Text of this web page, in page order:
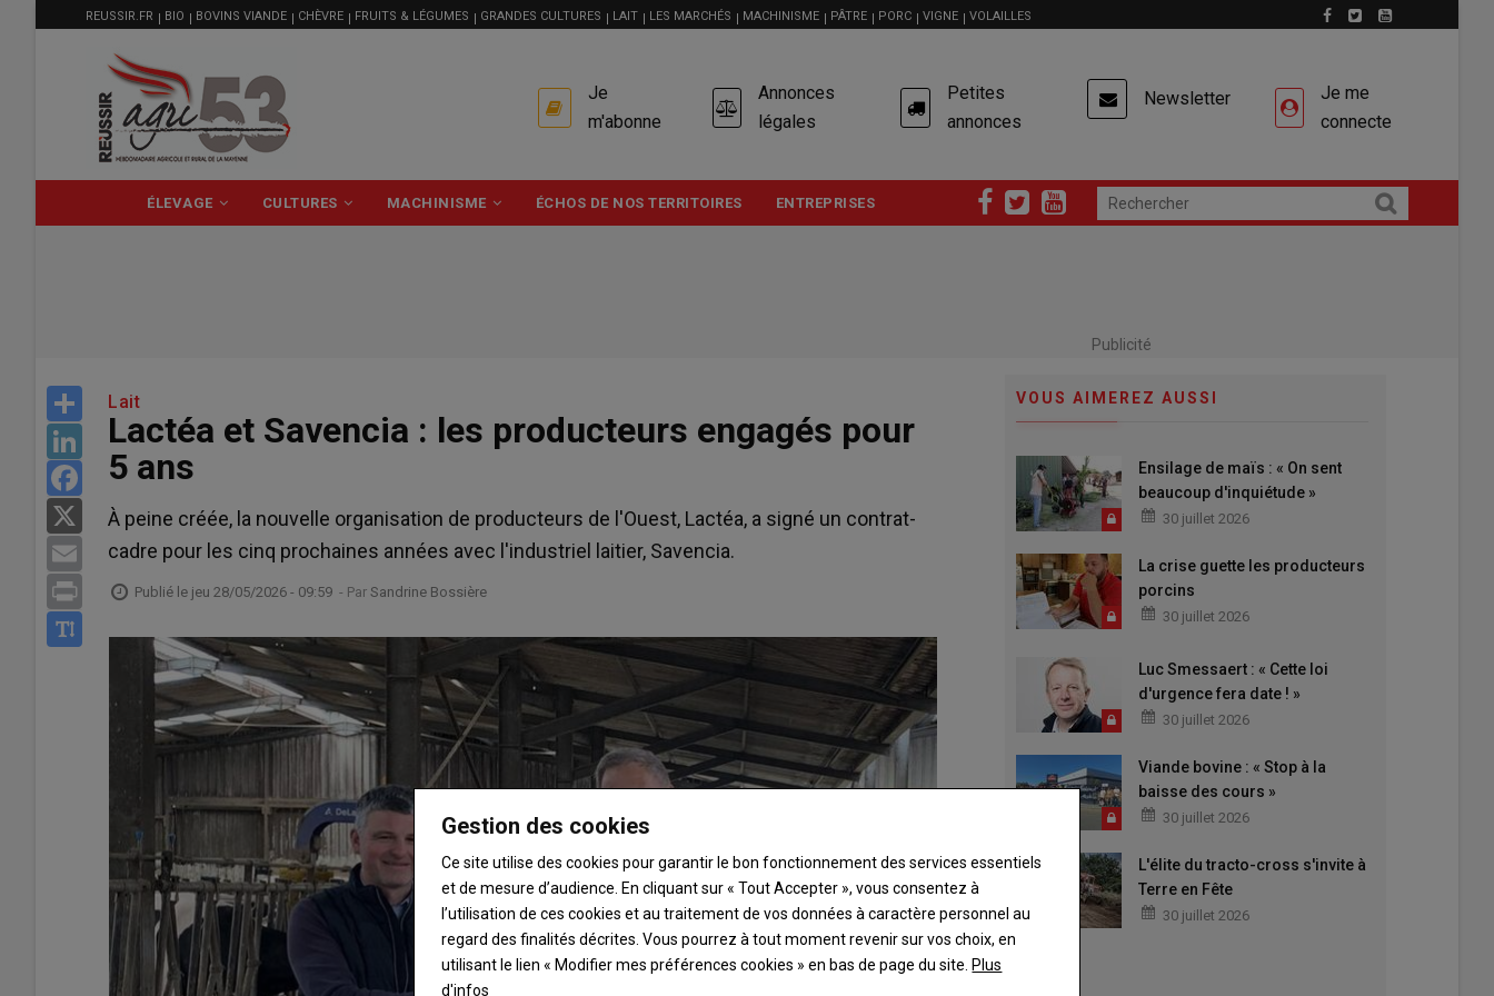
MENU
FILIÈRE
REUSSIR.FR BIO BOVINS VIANDE CHÈVRE FRUITS & LÉGUMES GRANDES CULTURES LAIT LES MARCHÉS MACHINISME PÂTRE PORC VIGNE VOLAILLES
USER
ACCOUNT
MENU
Je
m'abonne
Annonces
légales
Petites
annonces
Newsletter
Je me
connecte
PRINCIPALE
ÉLEVAGE CULTURES MACHINISME ÉCHOS DE NOS TERRITOIRES ENTREPRISES
Publicité
Share
LinkedIn
Facebook
Email
Print
Lait
Lactéa et Savencia : les producteurs engagés pour
5 ans
À peine créée, la nouvelle organisation de producteurs de l'Ouest, Lactéa, a signé un contrat-
cadre pour les cinq prochaines années avec l'industriel laitier, Savencia.
Publié le jeu 28/05/2026 - 09:59 - Par Sandrine Bossière
VOUS AIMEREZ AUSSI
Ensilage de maïs : « On sent
beaucoup d'inquiétude »
30 juillet 2026
La crise guette les producteurs
porcins
30 juillet 2026
Luc Smessaert : « Cette loi
d'urgence fera date ! »
30 juillet 2026
Viande bovine : « Stop à la
baisse des cours »
30 juillet 2026
L'élite du tracto-cross s'invite à
Terre en Fête
30 juillet 2026
Gestion des cookies
Ce site utilise des cookies pour garantir le bon fonctionnement des services essentiels
et de mesure d’audience. En cliquant sur « Tout Accepter », vous consentez à
l’utilisation de ces cookies et au traitement de vos données à caractère personnel au
regard des finalités décrites. Vous pourrez à tout moment revenir sur vos choix, en
utilisant le lien « Modifier mes préférences cookies » en bas de page du site. Plus
d'infos